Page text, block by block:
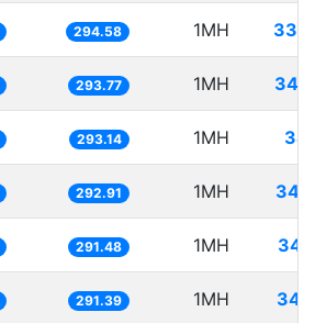
294.58 1MH
293.77 1MH
293.14 1MH
292.91 1MH
291.48 1MH
291.39 1MH